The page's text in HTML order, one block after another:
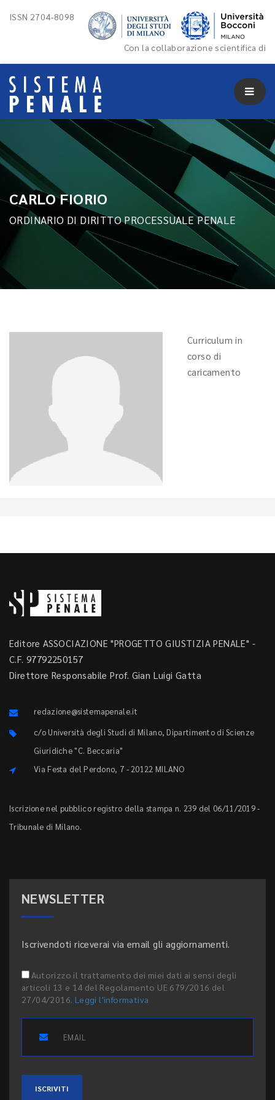
ISSN 2704-8098
Con la collaborazione scientifica di
CARLO FIORIO
ORDINARIO DI DIRITTO PROCESSUALE PENALE
Curriculum in
corso di
caricamento
Editore ASSOCIAZIONE "PROGETTO GIUSTIZIA PENALE" -
C.F. 97792250157
Direttore Responsabile Prof. Gian Luigi Gatta
redazione@sistemapenale.it
c/o Università degli Studi di Milano, Dipartimento di Scienze
Giuridiche "C. Beccaria"
Via Festa del Perdono, 7 - 20122 MILANO
Iscrizione nel pubblico registro della stampa n. 239 del 06/11/2019 -
Tribunale di Milano.
NEWSLETTER
Iscrivendoti riceverai via email gli aggiornamenti.
Autorizzo il trattamento dei miei dati ai sensi degli
articoli 13 e 14 del Regolamento UE 679/2016 del
27/04/2016. Leggi l'informativa
ISCRIVITI